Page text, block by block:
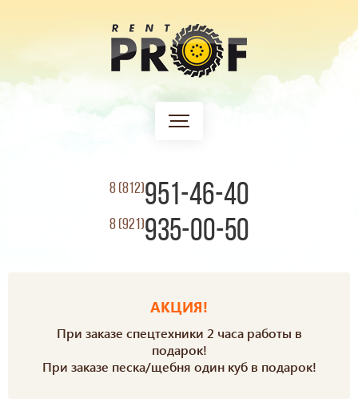
8 (812)951-46-40
8 (921)935-00-50
АКЦИЯ!
При заказе спецтехники 2 часа работы в
подарок!
При заказе песка/щебня один куб в подарок!